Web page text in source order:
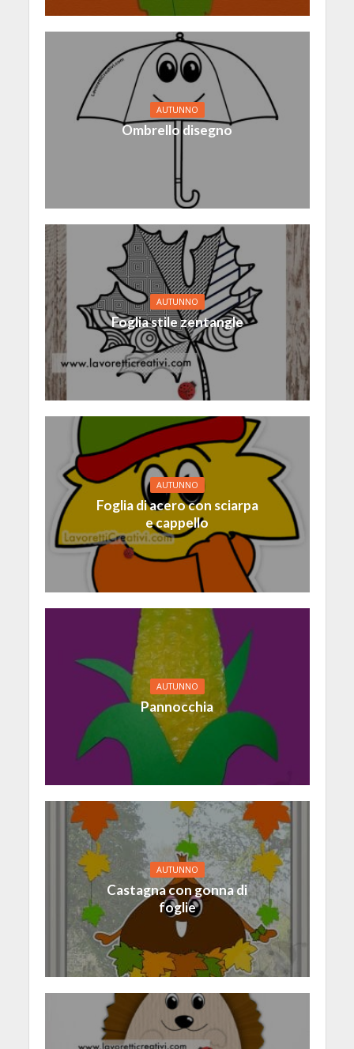
AUTUNNO
Ombrello disegno
AUTUNNO
Foglia stile zentangle
AUTUNNO
Foglia di acero con sciarpa
e cappello
AUTUNNO
Pannocchia
AUTUNNO
Castagna con gonna di
foglie